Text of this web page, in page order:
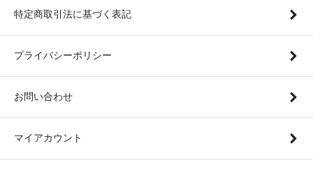
特定商取引法に基づく表記
プライバシーポリシー
お問い合わせ
マイアカウント